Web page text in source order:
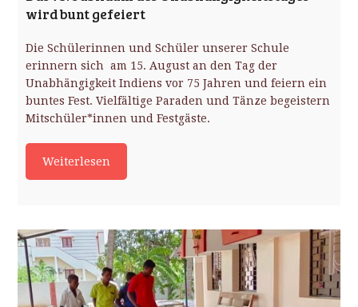
wird bunt gefeiert
Die Schülerinnen und Schüler unserer Schule
erinnern sich am 15. August an den Tag der
Unabhängigkeit Indiens vor 75 Jahren und feiern ein
buntes Fest. Vielfältige Paraden und Tänze begeistern
Mitschüler*innen und Festgäste.
Weiterlesen